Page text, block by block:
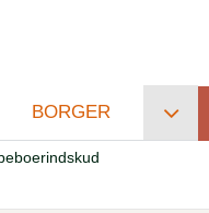
BORGER